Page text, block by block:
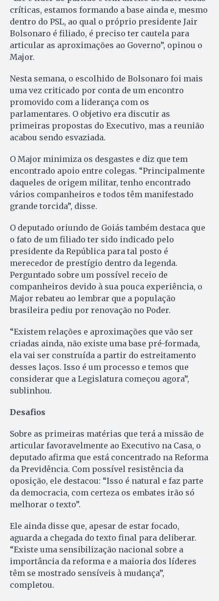
críticas, estamos formando a base ainda e, mesmo
dentro do PSL, ao qual o próprio presidente Jair
Bolsonaro é filiado, é preciso ter cautela para
articular as aproximações ao Governo”, opinou o
Major.
Nesta semana, o escolhido de Bolsonaro foi mais
uma vez criticado por conta de um encontro
promovido com a liderança com os
parlamentares. O objetivo era discutir as
primeiras propostas do Executivo, mas a reunião
acabou sendo esvaziada.
O Major minimiza os desgastes e diz que tem
encontrado apoio entre colegas. “Principalmente
daqueles de origem militar, tenho encontrado
vários companheiros e todos têm manifestado
grande torcida”, disse.
O deputado oriundo de Goiás também destaca que
o fato de um filiado ter sido indicado pelo
presidente da República para tal posto é
merecedor de prestígio dentro da legenda.
Perguntado sobre um possível receio de
companheiros devido à sua pouca experiência, o
Major rebateu ao lembrar que a população
brasileira pediu por renovação no Poder.
“Existem relações e aproximações que vão ser
criadas ainda, não existe uma base pré-formada,
ela vai ser construída a partir do estreitamento
desses laços. Isso é um processo e temos que
considerar que a Legislatura começou agora”,
sublinhou.
Desafios
Sobre as primeiras matérias que terá a missão de
articular favoravelmente ao Executivo na Casa, o
deputado afirma que está concentrado na Reforma
da Previdência. Com possível resistência da
oposição, ele destacou: “Isso é natural e faz parte
da democracia, com certeza os embates irão só
melhorar o texto”.
Ele ainda disse que, apesar de estar focado,
aguarda a chegada do texto final para deliberar.
“Existe uma sensibilização nacional sobre a
importância da reforma e a maioria dos líderes
têm se mostrado sensíveis à mudança”,
completou.